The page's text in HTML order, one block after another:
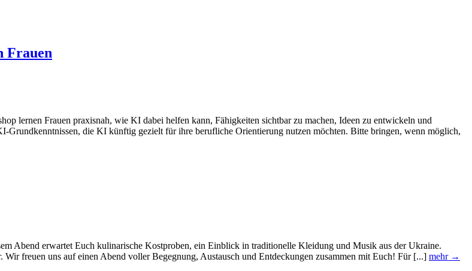
Frauen
lernen Frauen praxisnah, wie KI dabei helfen kann, Fähigkeiten sichtbar zu machen, Ideen zu entwickeln und
Grundkenntnissen, die KI künftig gezielt für ihre berufliche Orientierung nutzen möchten. Bitte bringen, wenn möglich,
Abend erwartet Euch kulinarische Kostproben, ein Einblick in traditionelle Kleidung und Musik aus der Ukraine.
freuen uns auf einen Abend voller Begegnung, Austausch und Entdeckungen zusammen mit Euch! Für [...] mehr →